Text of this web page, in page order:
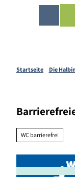
Startseite Die
WC barrierefrei